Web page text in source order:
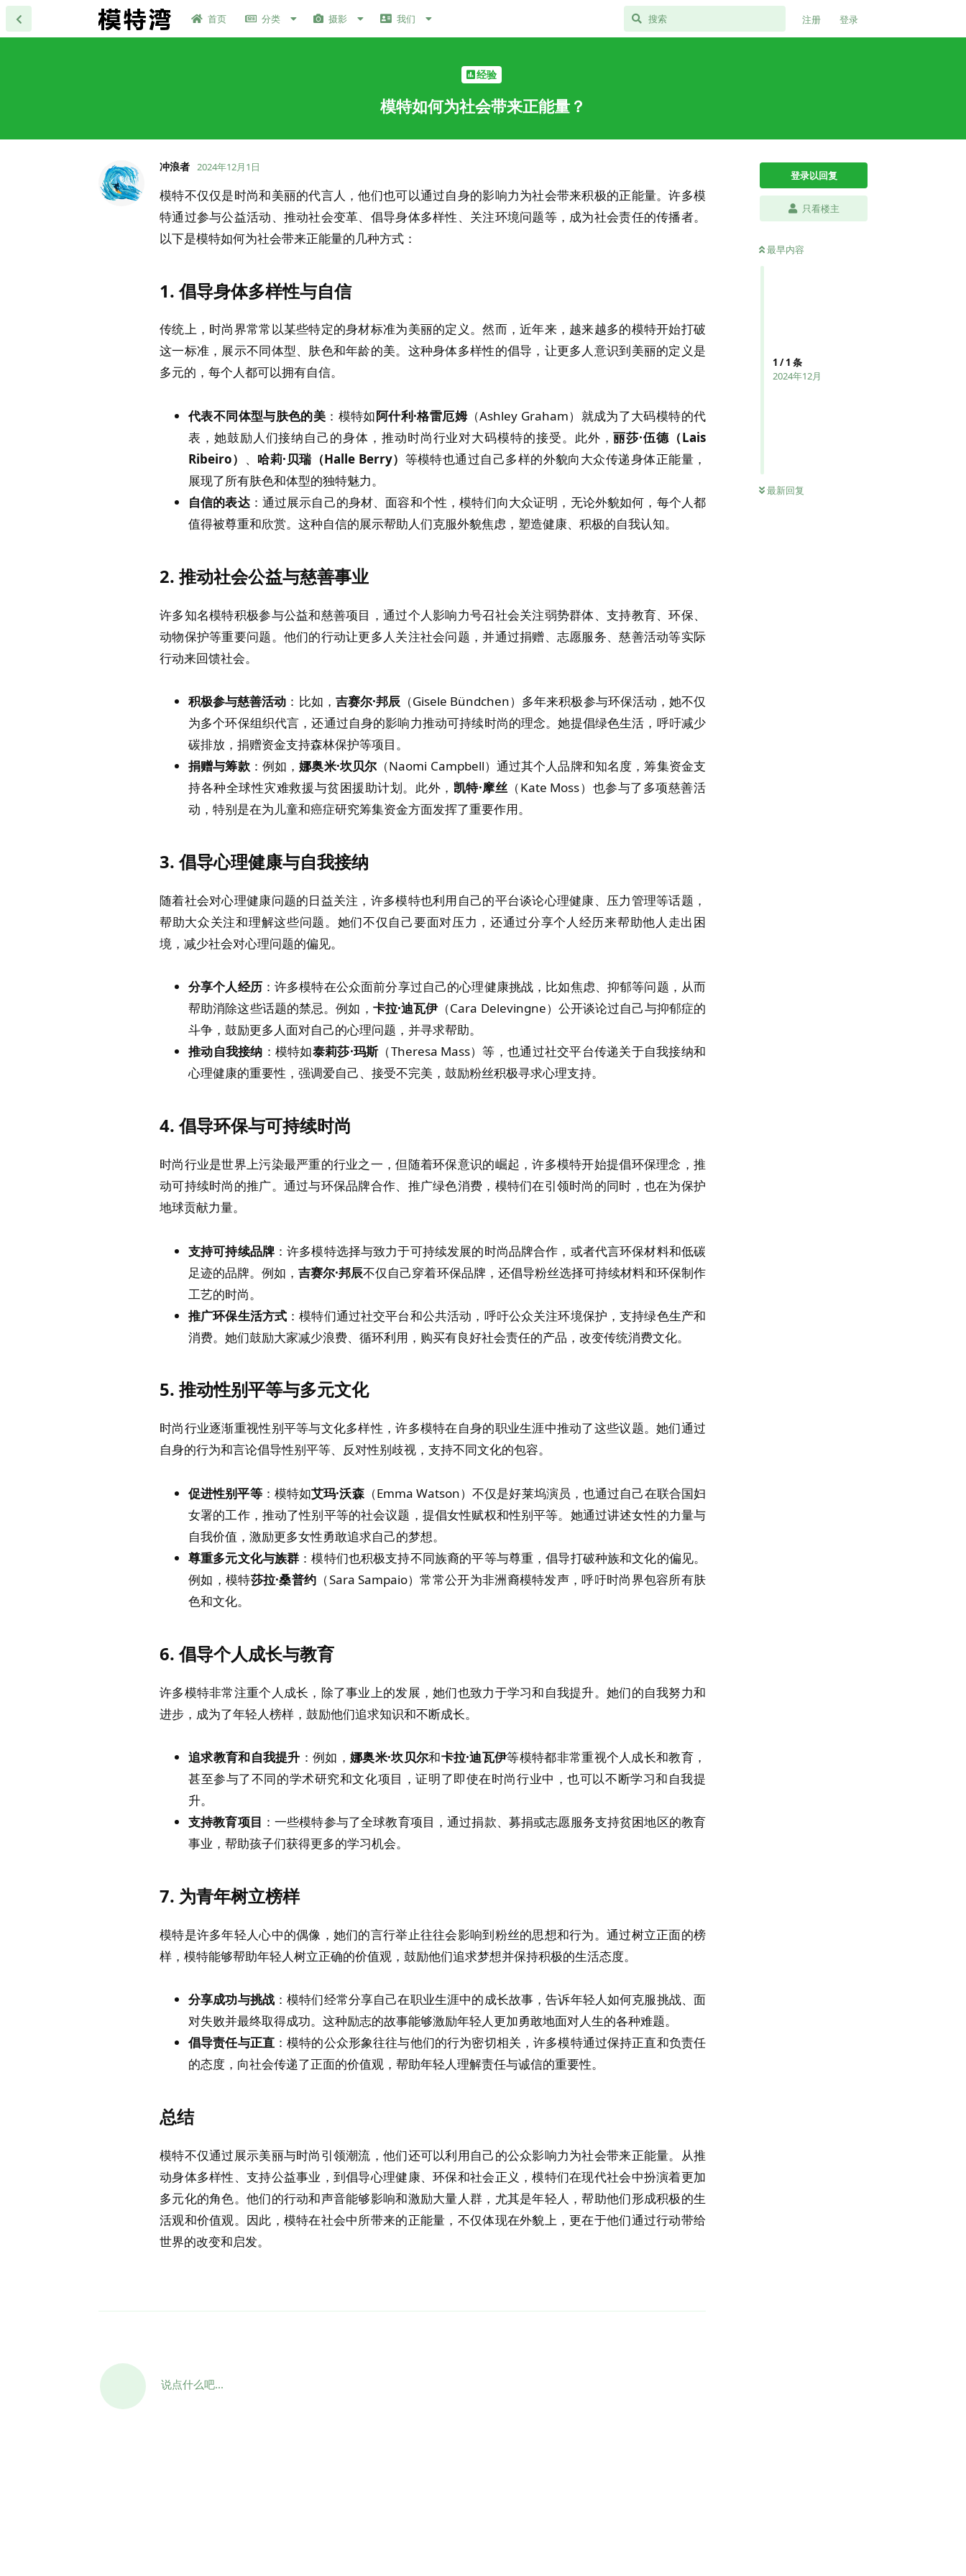
首页 分类 摄影 我们 注册 登录
经验
模特如何为社会带来正能量？
登录以回复
只看楼主
最早内容
1 /1 条
2024年12月
最新回复
冲浪者 2024年12月1日
模特不仅仅是时尚和美丽的代言人，他们也可以通过自身的影响力为社会带来积极的正能量。许多模
特通过参与公益活动、推动社会变革、倡导身体多样性、关注环境问题等，成为社会责任的传播者。
以下是模特如何为社会带来正能量的几种方式：
1.倡导身体多样性与自信
传统上，时尚界常常以某些特定的身材标准为美丽的定义。然而，近年来，越来越多的模特开始打破
这一标准，展示不同体型、肤色和年龄的美。这种身体多样性的倡导，让更多人意识到美丽的定义是
多元的，每个人都可以拥有自信。
代表不同体型与肤色的美 ：模特如阿什利·格雷厄姆（Ashley Graham）就成为了大码模特的代
表，她鼓励人们接纳自己的身体，推动时尚行业对大码模特的接受。此外，丽莎·伍德（Lais
Ribeiro） 、 哈莉·贝瑞（Halle Berry） 等模特也通过自己多样的外貌向大众传递身体正能量，
展现了所有肤色和体型的独特魅力。
自信的表达：通过展示自己的身材、面容和个性，模特们向大众证明，无论外貌如何，每个人都
值得被尊重和欣赏。这种自信的展示帮助人们克服外貌焦虑，塑造健康、积极的自我认知。
2. 推动社会公益与慈善事业
许多知名模特积极参与公益和慈善项目，通过个人影响力号召社会关注弱势群体、支持教育、环保、
动物保护等重要问题。他们的行动让更多人关注社会问题，并通过捐赠、志愿服务、慈善活动等实际
行动来回馈社会。
积极参与慈善活动 ：比如， 吉赛尔·邦辰 （Gisele Bündchen）多年来积极参与环保活动，她不仅
为多个环保组织代言，还通过自身的影响力推动可持续时尚的理念。她提倡绿色生活，呼吁减少
碳排放，捐赠资金支持森林保护等项目。
捐赠与筹款：例如，娜奥米·坎贝尔（Naomi Campbell）通过其个人品牌和知名度，筹集资金支
持各种全球性灾难救援与贫困援助计划。此外， 凯特·摩丝 （Kate Moss）也参与了多项慈善活
动，特别是在为儿童和癌症研究筹集资金方面发挥了重要作用。
3.倡导心理健康与自我接纳
随着社会对心理健康问题的日益关注，许多模特也利用自己的平台谈论心理健康、压力管理等话题，
帮助大众关注和理解这些问题。她们不仅自己要面对压力，还通过分享个人经历来帮助他人走出困
境，减少社会对心理问题的偏见。
分享个人经历：许多模特在公众面前分享过自己的心理健康挑战，比如焦虑、抑郁等问题，从而
帮助消除这些话题的禁忌。例如， 卡拉·迪瓦伊（Cara Delevingne）公开谈论过自己与抑郁症的
斗争，鼓励更多人面对自己的心理问题，并寻求帮助。
推动自我接纳 ：模特如泰莉莎·玛斯（Theresa Mass）等，也通过社交平台传递关于自我接纳和
心理健康的重要性，强调爱自己、接受不完美，鼓励粉丝积极寻求心理支持。
4.倡导环保与可持续时尚
时尚行业是世界上污染最严重的行业之一，但随着环保意识的崛起，许多模特开始提倡环保理念，推
动可持续时尚的推广。通过与环保品牌合作、推广绿色消费，模特们在引领时尚的同时，也在为保护
地球贡献力量。
支持可持续品牌 ：许多模特选择与致力于可持续发展的时尚品牌合作，或者代言环保材料和低碳
足迹的品牌。例如，吉赛尔·邦辰不仅自己穿着环保品牌，还倡导粉丝选择可持续材料和环保制作
工艺的时尚。
推广环保生活方式 ：模特们通过社交平台和公共活动，呼吁公众关注环境保护，支持绿色生产和
消费。她们鼓励大家减少浪费、循环利用，购买有良好社会责任的产品，改变传统消费文化。
5. 推动性别平等与多元文化
时尚行业逐渐重视性别平等与文化多样性，许多模特在自身的职业生涯中推动了这些议题。她们通过
自身的行为和言论倡导性别平等、反对性别歧视，支持不同文化的包容。
促进性别平等：模特如艾玛·沃森（Emma Watson）不仅是好莱坞演员，也通过自己在联合国妇
女署的工作，推动了性别平等的社会议题，提倡女性赋权和性别平等。她通过讲述女性的力量与
自我价值，激励更多女性勇敢追求自己的梦想。
尊重多元文化与族群 ：模特们也积极支持不同族裔的平等与尊重，倡导打破种族和文化的偏见。
例如，模特莎拉·桑普约 （Sara Sampaio）常常公开为非洲裔模特发声，呼吁时尚界包容所有肤
色和文化。
6.倡导个人成长与教育
许多模特非常注重个人成长，除了事业上的发展，她们也致力于学习和自我提升。她们的自我努力和
进步，成为了年轻人榜样，鼓励他们追求知识和不断成长。
追求教育和自我提升 ：例如，娜奥米·坎贝尔和卡拉·迪瓦伊等模特都非常重视个人成长和教育，
甚至参与了不同的学术研究和文化项目，证明了即使在时尚行业中，也可以不断学习和自我提
升。
支持教育项目 ：一些模特参与了全球教育项目，通过捐款、募捐或志愿服务支持贫困地区的教育
事业，帮助孩子们获得更多的学习机会。
7. 为青年树立榜样
模特是许多年轻人心中的偶像，她们的言行举止往往会影响到粉丝的思想和行为。通过树立正面的榜
样，模特能够帮助年轻人树立正确的价值观，鼓励他们追求梦想并保持积极的生活态度。
分享成功与挑战 ：模特们经常分享自己在职业生涯中的成长故事，告诉年轻人如何克服挑战、面
对失败并最终取得成功。这种励志的故事能够激励年轻人更加勇敢地面对人生的各种难题。
倡导责任与正直 ：模特的公众形象往往与他们的行为密切相关，许多模特通过保持正直和负责任
的态度，向社会传递了正面的价值观，帮助年轻人理解责任与诚信的重要性。
总结
模特不仅通过展示美丽与时尚引领潮流，他们还可以利用自己的公众影响力为社会带来正能量。从推
动身体多样性、支持公益事业，到倡导心理健康、环保和社会正义，模特们在现代社会中扮演着更加
多元化的角色。他们的行动和声音能够影响和激励大量人群，尤其是年轻人，帮助他们形成积极的生
活观和价值观。因此，模特在社会中所带来的正能量，不仅体现在外貌上，更在于他们通过行动带给
世界的改变和启发。
说点什么吧...